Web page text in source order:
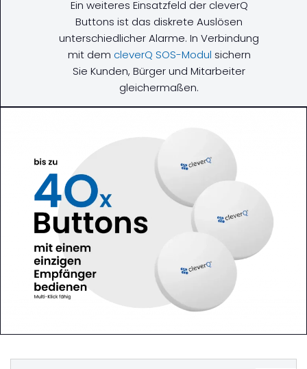
Ein weiteres Einsatzfeld der cleverQ
Buttons ist das diskrete Auslösen
unterschiedlicher Alarme. In Verbindung
mit dem cleverQ SOS-Modul sichern
Sie Kunden, Bürger und Mitarbeiter
gleichermaßen.